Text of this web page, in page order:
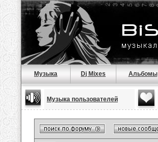
Музыка Dj Mixes Альбомы
Музыка пользователей